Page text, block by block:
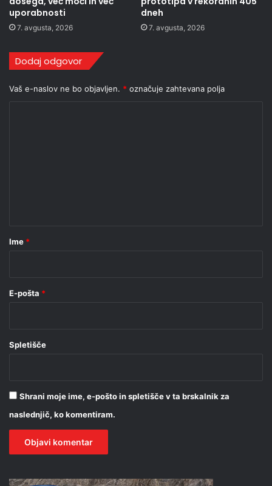
uporabnosti
7. avgusta, 2026
dneh
7. avgusta, 2026
Dodaj odgovor
Vaš e-naslov ne bo objavljen. * označuje zahtevana polja
rIme *
E-pošta *
Spletišče
Shrani moje ime, e-pošto in spletišče v ta brskalnik za
naslednjič, ko komentiram.